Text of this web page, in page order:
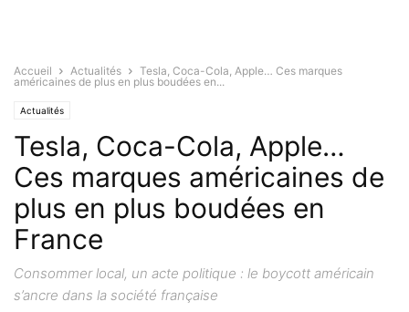
Accueil Actualités
Tesla, Coca-Cola, Apple… Ces marques
américaines de plus en plus boudées en...
Actualités
Tesla, Coca-Cola, Apple…
Ces marques américaines de
plus en plus boudées en
France
Consommer local, un acte politique : le boycott américain
s’ancre dans la société française